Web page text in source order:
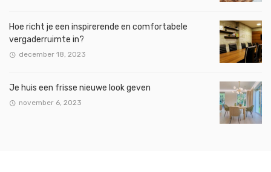
Hoe richt je een inspirerende en comfortabele
vergaderruimte in?
december 18, 2023
Je huis een frisse nieuwe look geven
november 6, 2023